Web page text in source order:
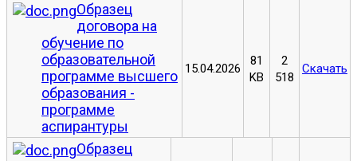
Образец
договора на
обучение по
образовательной
программе высшего
образования -
программе
аспирантуры
15.04.2026
81
KB
2
518
Скачать
Образец